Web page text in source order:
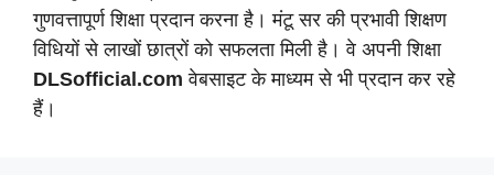
गुणवत्तापूर्ण शिक्षा प्रदान करना है। मंटू सर की प्रभावी शिक्षण
विधियों से लाखों छात्रों को सफलता मिली है। वे अपनी शिक्षा
DLSofficial.com वेबसाइट के माध्यम से भी प्रदान कर रहे
हैं।